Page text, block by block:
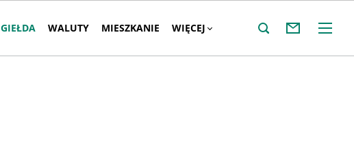
GIEŁDA WALUTY MIESZKANIE WIĘCEJ